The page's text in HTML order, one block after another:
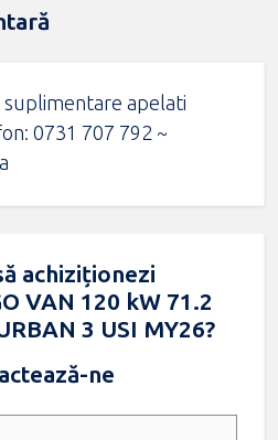
apelati
0731 707 792 ~
achiziționezi
VAN 120 kW 71.2
3 USI MY26?
ne